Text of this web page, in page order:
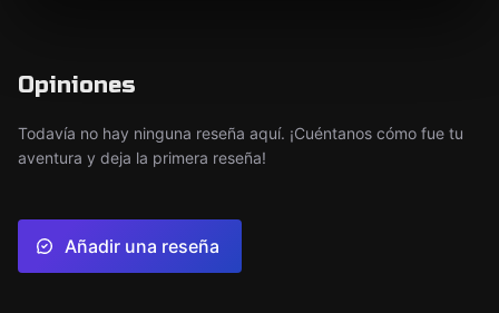
Opiniones
Todavía no hay ninguna reseña aquí. ¡Cuéntanos cómo fue tu
aventura y deja la primera reseña!
Añadir una reseña